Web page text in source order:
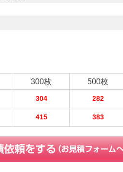
300枚 500枚
304 282
415 383